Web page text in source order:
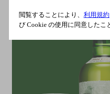
閲覧することにより、 利用規約
び Cookie の使用に同意したこ